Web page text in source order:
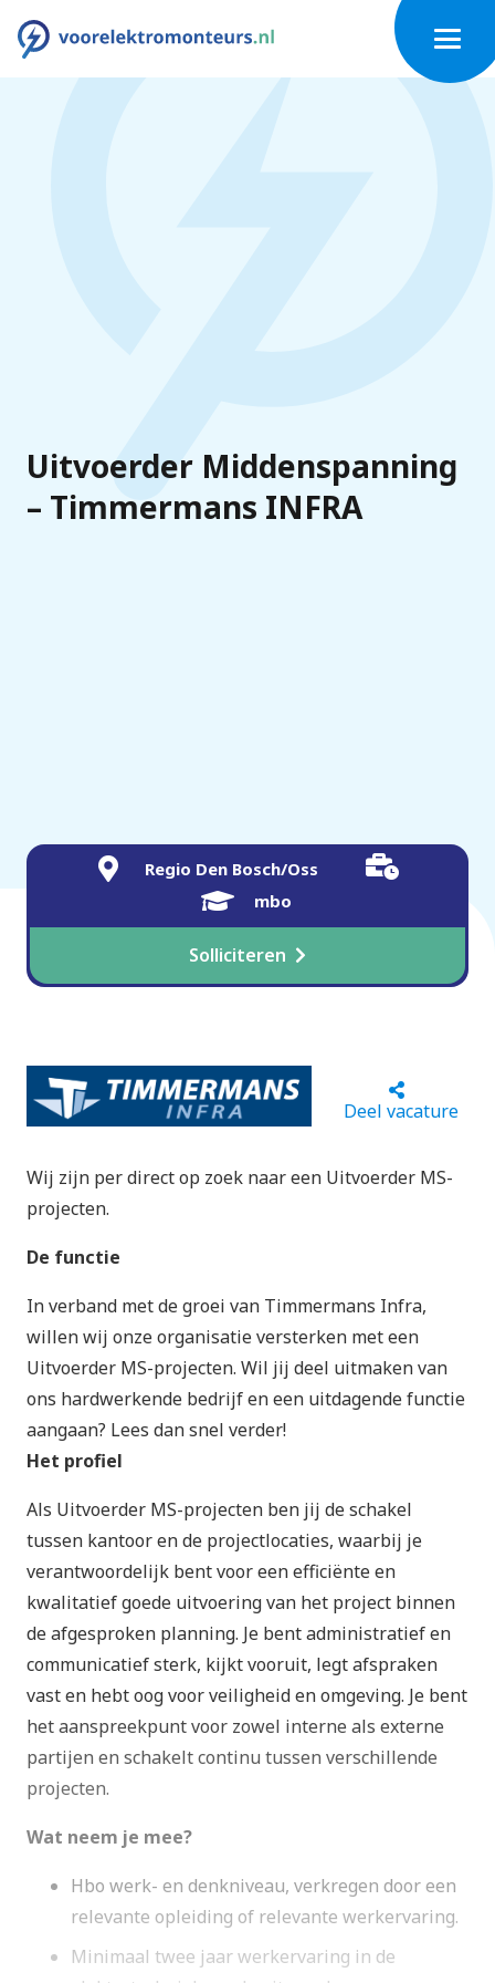
Uitvoerder Middenspanning
– Timmermans INFRA
Regio Den Bosch/Oss
mbo
Solliciteren
Deel vacature
Wij zijn per direct op zoek naar een Uitvoerder MS-
projecten.
De functie
In verband met de groei van Timmermans Infra,
willen wij onze organisatie versterken met een
Uitvoerder MS-projecten. Wil jij deel uitmaken van
ons hardwerkende bedrijf en een uitdagende functie
aangaan? Lees dan snel verder!
Het profiel
Als Uitvoerder MS-projecten ben jij de schakel
tussen kantoor en de projectlocaties, waarbij je
verantwoordelijk bent voor een efficiënte en
kwalitatief goede uitvoering van het project binnen
de afgesproken planning. Je bent administratief en
communicatief sterk, kijkt vooruit, legt afspraken
vast en hebt oog voor veiligheid en omgeving. Je bent
het aanspreekpunt voor zowel interne als externe
partijen en schakelt continu tussen verschillende
projecten.
Wat neem je mee?
Hbo werk- en denkniveau, verkregen door een
relevante opleiding of relevante werkervaring.
Minimaal twee jaar werkervaring in de